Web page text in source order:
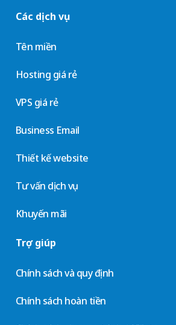
Các dịch vụ
Tên miền
Hosting giá rẻ
VPS giá rẻ
Business Email
Thiết kế website
Tư vấn dịch vụ
Khuyến mãi
Trợ giúp
Chính sách và quy định
Chính sách hoàn tiền